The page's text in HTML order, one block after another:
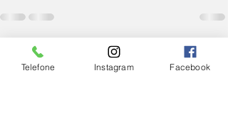
Posts Relacionados Ver tudo
Telefone Instagram Facebook